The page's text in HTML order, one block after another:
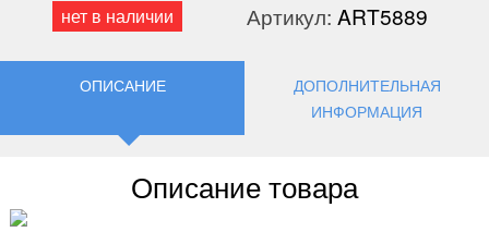
нет в наличии Артикул:ART5889
ОПИСАНИЕ
ДОПОЛНИТЕЛЬНАЯ
ИНФОРМАЦИЯ
Описание товара